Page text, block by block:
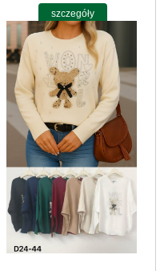
szczegóły